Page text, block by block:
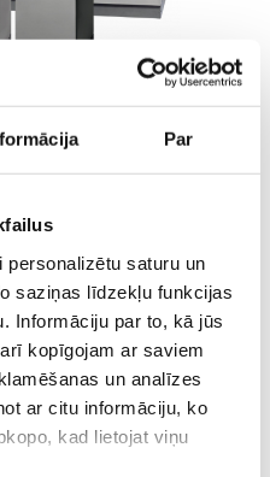
Par
saturu un
saziņas līdzekļu funkcijas
Informāciju par to, kā jūs
kopīgojam ar saviem
un analīzes
ar citu informāciju, ko
kad lietojat viņu
Available on backorder